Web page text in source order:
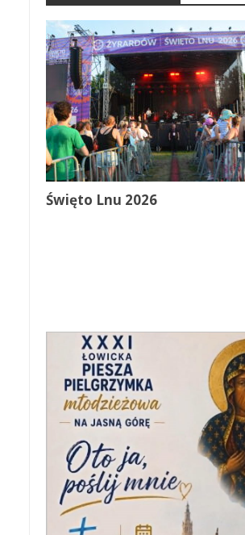
Święto Lnu 2026